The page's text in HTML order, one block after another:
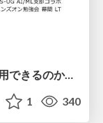
ガバメント AI 源内を地方自治体は活用できるのか 可能性と課題、期待について
1 340